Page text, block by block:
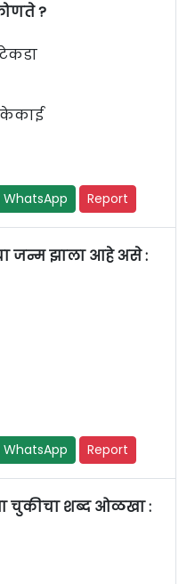
?
WhatsApp Report
जन्म झाला आहे असे :
WhatsApp Report
चुकीचा शब्द ओळखा :